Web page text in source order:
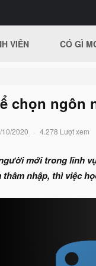
VIÊN CÓ GÌ
chọn ngôn
10/2020 4.278 Lượt xem
mới trong lĩnh
nhập, thì việc